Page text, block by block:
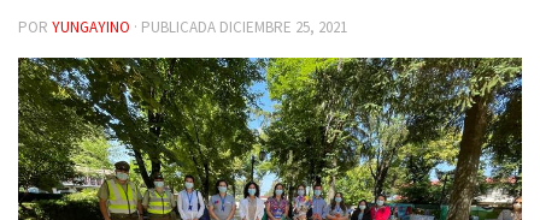
POR YUNGAYINO · PUBLICADA DICIEMBRE 25, 2021